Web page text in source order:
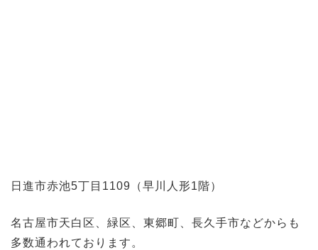
日進市赤池5丁目1109（早川人形1階）
名古屋市天白区、緑区、東郷町、長久手市などからも
多数通われております。